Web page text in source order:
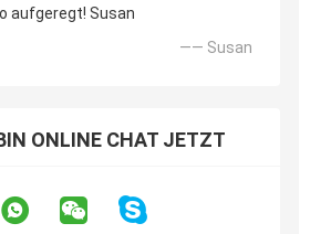
aufgeregt! Susan
—— Susan
ONLINE CHAT JETZT